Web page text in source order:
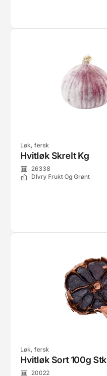
Løk, fersk
Hvitløk Skrelt Kg
26338
Dlvry Frukt Og Grønt
Løk, fersk
Hvitløk Sort 100g Stk
20022